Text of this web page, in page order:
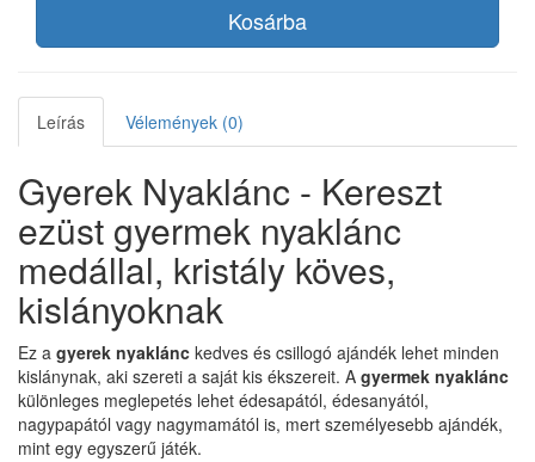
Kosárba
Leírás Vélemények (0)
Gyerek Nyaklánc - Kereszt
ezüst gyermek nyaklánc
medállal, kristály köves,
kislányoknak
Ez a gyerek nyaklánc kedves és csillogó ajándék lehet minden
kislánynak, aki szereti a saját kis ékszereit. A gyermek nyaklánc
különleges meglepetés lehet édesapától, édesanyától,
nagypapától vagy nagymamától is, mert személyesebb ajándék,
mint egy egyszerű játék.